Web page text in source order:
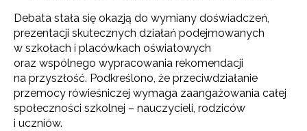
Debata stała się okazją do wymiany doświadczeń,
prezentacji skutecznych działań podejmowanych
w szkołach i placówkach oświatowych
oraz wspólnego wypracowania rekomendacji
na przyszłość. Podkreślono, że przeciwdziałanie
przemocy rówieśniczej wymaga zaangażowania całej
społeczności szkolnej – nauczycieli, rodziców
i uczniów.